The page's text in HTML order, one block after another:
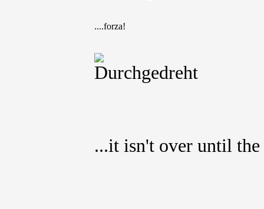
....forza!
...it isn't over until